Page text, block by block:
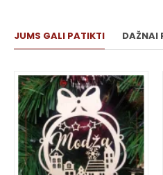
JUMS GALI PATIKTI DAŽNAI